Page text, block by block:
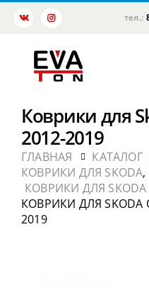
тел.:
Коврики для
2012-2019
ГЛАВНАЯ
КАТАЛОГ
КОВРИКИ ДЛЯ SKODA,
КОВРИКИ ДЛЯ SKODA
КОВРИКИ ДЛЯ SKODA
2019